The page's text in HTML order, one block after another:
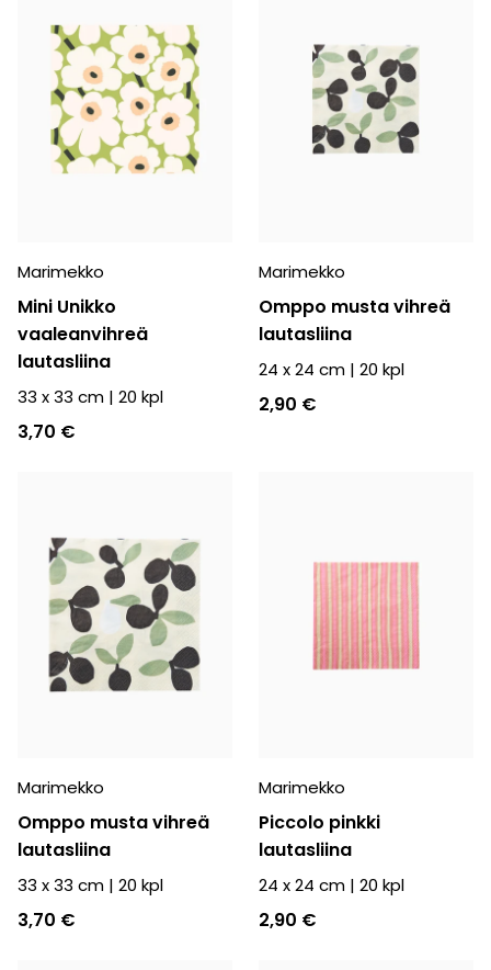
Marimekko
Mini Unikko
vaaleanvihreä
lautasliina
33 x 33 cm | 20 kpl
3,70 €
Marimekko
Omppo musta vihreä
lautasliina
24 x 24 cm | 20 kpl
2,90 €
Marimekko
Omppo musta vihreä
lautasliina
33 x 33 cm | 20 kpl
3,70 €
Marimekko
Piccolo pinkki
lautasliina
24 x 24 cm | 20 kpl
2,90 €